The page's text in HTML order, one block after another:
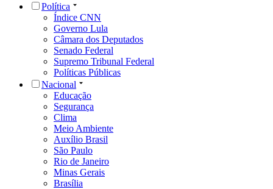
Política
Índice CNN
Governo Lula
Câmara dos Deputados
Senado Federal
Supremo Tribunal Federal
Políticas Públicas
Nacional
Educação
Segurança
Clima
Meio Ambiente
Auxílio Brasil
São Paulo
Rio de Janeiro
Minas Gerais
Brasília